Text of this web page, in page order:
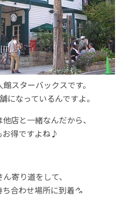
スターバックスです。
になっているんですよ。
店と一緒なんだから、
お得ですよね♪
寄り道をして、
合わせ場所に到着